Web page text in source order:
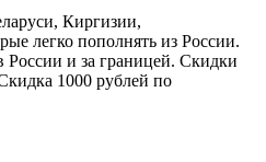
Киргизии,
легко пополнять из России.
и за границей. Скидки
1000 рублей по